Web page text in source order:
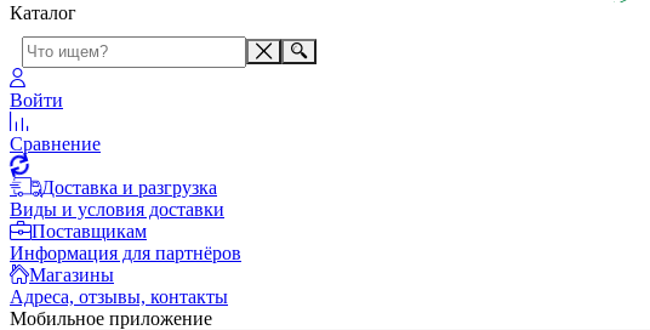
Каталог
Войти
Сравнение
Доставка и разгрузка
Виды и условия доставки
Поставщикам
Информация для партнёров
Магазины
Адреса, отзывы, контакты
Мобильное приложение